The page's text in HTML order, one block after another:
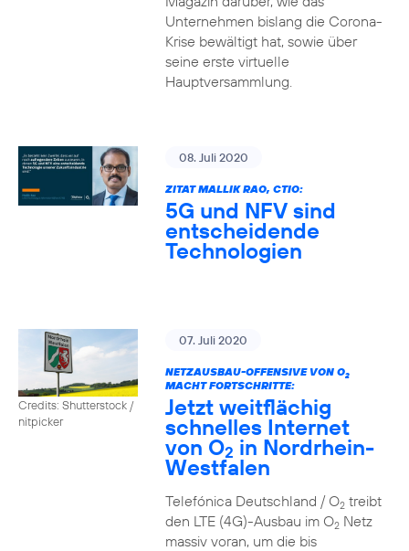
Unternehmen bislang die Corona-
Krise bewältigt hat, sowie über
seine erste virtuelle
Hauptversammlung.
08. Juli 2020
ZITAT MALLIK RAO, CTIO:
5G und NFV sind
entscheidende
Technologien
Credits: Shutterstock /
nitpicker
07. Juli 2020
NETZAUSBAU-OFFENSIVE VON O2
MACHT FORTSCHRITTE:
Jetzt weitflächig
schnelles Internet
von O2 in Nordrhein-
Westfalen
Telefónica Deutschland / O2treibt
den LTE (4G)-Ausbau im O2Netz
massiv voran, um die bis